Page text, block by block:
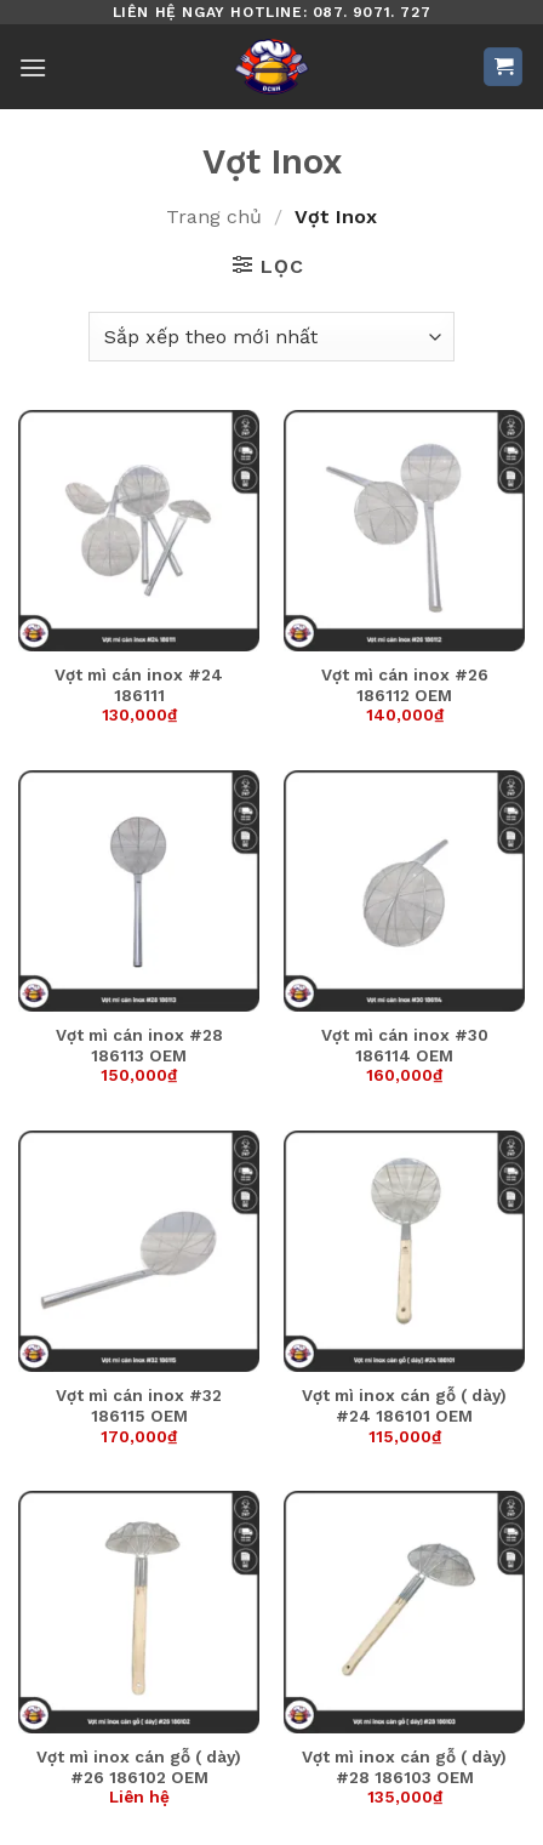
nội
dung
LIÊN HỆ NGAY HOTLINE: 087. 9071. 727
Vợt Inox
Trang chủ / Vợt Inox
LỌC
Vợt mì cán inox #24
186111
130,000₫
Vợt mì cán inox #26
186112 OEM
140,000₫
Vợt mì cán inox #28
186113 OEM
150,000₫
Vợt mì cán inox #30
186114 OEM
160,000₫
Vợt mì cán inox #32
186115 OEM
170,000₫
Vợt mì inox cán gỗ ( dày)
#24 186101 OEM
115,000₫
Vợt mì inox cán gỗ ( dày)
#26 186102 OEM
Liên hệ
Vợt mì inox cán gỗ ( dày)
#28 186103 OEM
135,000₫